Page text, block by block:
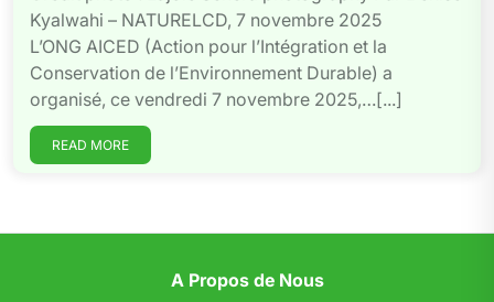
Kyalwahi – NATURELCD, 7 novembre 2025
L’ONG AICED (Action pour l’Intégration et la
Conservation de l’Environnement Durable) a
organisé, ce vendredi 7 novembre 2025,…[...]
READ MORE
A Propos de Nous